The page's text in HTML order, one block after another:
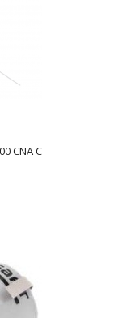
CNA 2/3 A
являє собою літій-
CNA C